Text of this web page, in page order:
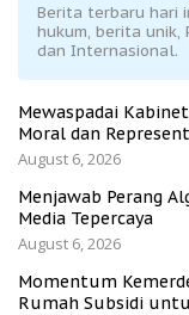
Berita terbaru hari
hukum, berita
dan Internasional.
Mewaspadai
Moral dan
August 6, 2026
Menjawab Perang
Media Tepercaya
August 6, 2026
Momentum
Rumah Subsidi